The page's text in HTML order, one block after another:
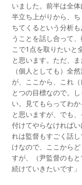
いました。前半は全
半立ち上がりから、
ちてくるという分析
うことを話し合って
こで1点を取りたいと
と思います。ただ、
（個人としても）全
が、ここから、これ
とつの目標なので。
い。見てもらってわ
と思いますが、でも
付けてやらなければ
れは監督もすごく話
けなので、ここから
すが、（尹監督のも
続けていきたいです」